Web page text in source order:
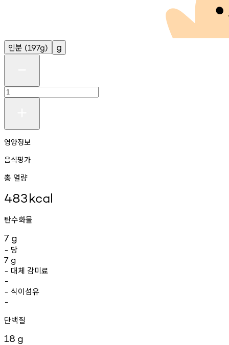
인분 (197g) g
영양정보
음식평가
총 열량
483kcal
탄수화물
7 g
- 당
7 g
- 대체 감미료
-
- 식이섬유
-
단백질
18 g